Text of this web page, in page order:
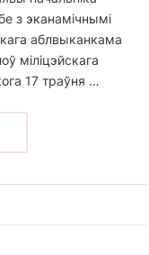
з эканамічнымі
аблвыканкама
міліцэйскага
17 траўня …